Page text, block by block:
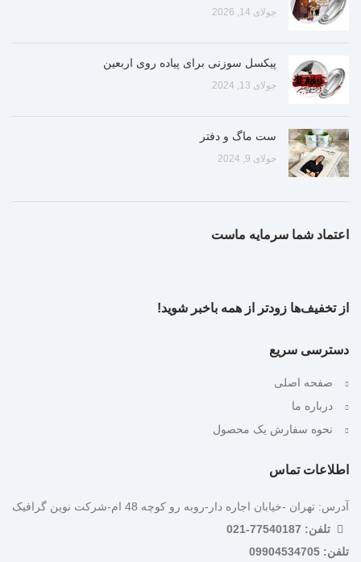
جولای 14, 2026
پیکسل سوزنی برای پیاده روی اربعین
جولای 13, 2024
ست ماگ و دفتر
جولای 9, 2024
اعتماد شما سرمایه ماست
از تخفیف‌ها زودتر از همه باخبر شوید!
دسترسی سریع
صفحه اصلی
درباره ما
نحوه سفارش یک محصول
اطلاعات تماس
آدرس: تهران -خیابان اجاره دار-روبه رو کوچه 48 ام-شرکت نوین گرافیک
تلفن: 77540187-021
تلفن: 09904534705